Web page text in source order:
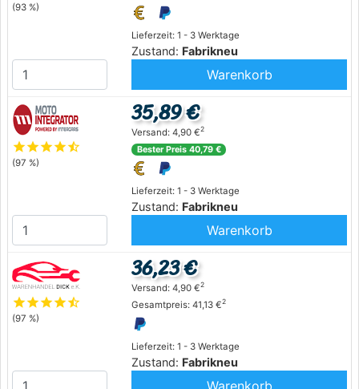
(93 %)
Lieferzeit: 1 - 3 Werktage
Zustand: Fabrikneu
Warenkorb
starstarstarstarstar_half
(97 %)
Lieferzeit: 1 - 3 Werktage
Zustand: Fabrikneu
35,89 €
Versand: 4,90 €2
Bester Preis 40,79 €
Warenkorb
starstarstarstarstar_half
(97 %)
Lieferzeit: 1 - 3 Werktage
Zustand: Fabrikneu
36,23 €
Versand: 4,90 €2
Gesamtpreis: 41,13 €2
Warenkorb